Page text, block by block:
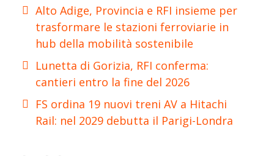
Alto Adige, Provincia e RFI insieme per
trasformare le stazioni ferroviarie in
hub della mobilità sostenibile
Lunetta di Gorizia, RFI conferma:
cantieri entro la fine del 2026
FS ordina 19 nuovi treni AV a Hitachi
Rail: nel 2029 debutta il Parigi-Londra